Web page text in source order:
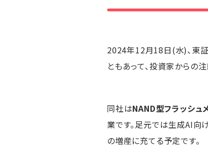
2024年12月18日(水)、東
ともあって、投資家からの
同社はNAND型フラッシュ
業です。足元では生成AI
の増産に充てる予定です。